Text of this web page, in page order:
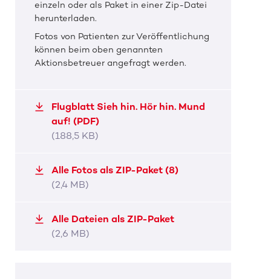
Sieh hin. Hör hin. Mund auf!
einzeln oder als Paket in einer Zip-Datei
herunterladen.
Fotos von Patienten zur Veröffentlichung
können beim oben genannten
Aktionsbetreuer angefragt werden.
Flugblatt Sieh hin. Hör hin. Mund
auf! (PDF)
(188,5 KB)
Alle Fotos als ZIP-Paket (8)
(2,4 MB)
Alle Dateien als ZIP-Paket
(2,6 MB)